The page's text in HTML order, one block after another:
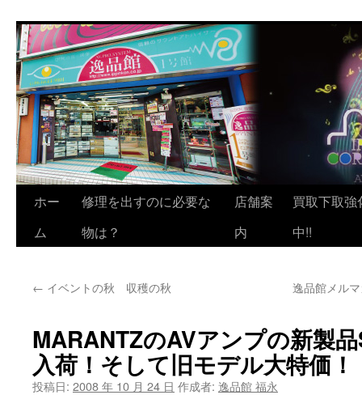
ホー
ム
修理を出すのに必要な
物は？
店舗案
内
買取下取強
中!!
← イベントの秋 収穫の秋 逸品館メル
MARANTZのAVアンプの新製
入荷！そして旧モデル大特
投稿日: 2008 年 10 月 24 日 作成者: 逸品館 福永